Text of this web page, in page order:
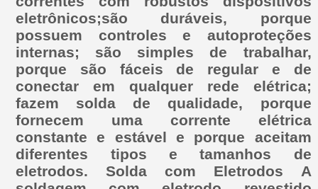
eletrônicos;são duráveis, porque
possuem controles e autoproteções
internas; são simples de trabalhar,
porque são fáceis de regular e de
conectar em qualquer rede elétrica;
fazem solda de qualidade, porque
fornecem uma corrente elétrica
constante e estável e porque aceitam
diferentes tipos e tamanhos de
eletrodos. Solda com Eletrodos A